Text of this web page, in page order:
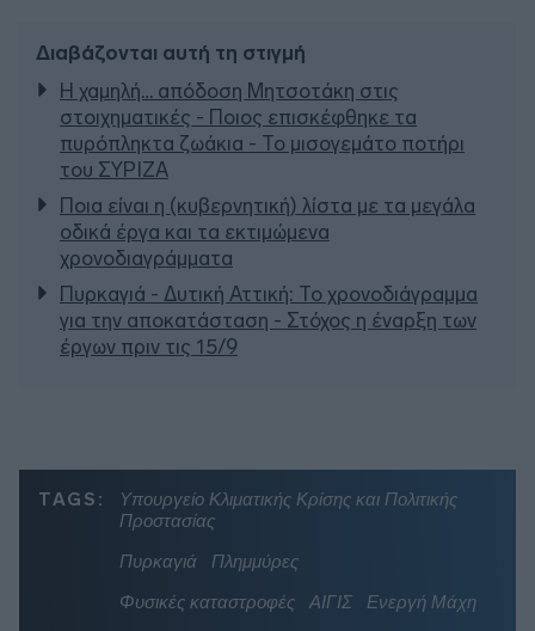
Διαβάζονται αυτή τη στιγμή
Η χαμηλή… απόδοση Μητσοτάκη στις
στοιχηματικές - Ποιος επισκέφθηκε τα
πυρόπληκτα ζωάκια - Το μισογεμάτο ποτήρι
του ΣΥΡΙΖΑ
Ποια είναι η (κυβερνητική) λίστα με τα μεγάλα
οδικά έργα και τα εκτιμώμενα
χρονοδιαγράμματα
Πυρκαγιά - Δυτική Αττική: Το χρονοδιάγραμμα
για την αποκατάσταση - Στόχος η έναρξη των
έργων πριν τις 15/9
TAGS:
Υπουργείο Κλιματικής Κρίσης και Πολιτικής
Προστασίας
Πυρκαγιά
Πλημμύρες
Φυσικές καταστροφές
ΑΙΓΙΣ
Ενεργή Μάχη